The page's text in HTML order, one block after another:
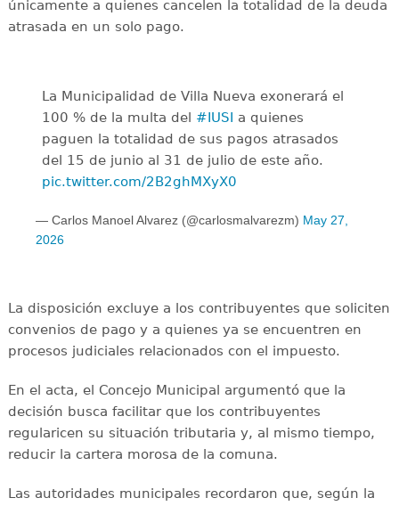
únicamente a quienes cancelen la totalidad de la deuda
atrasada en un solo pago.
La Municipalidad de Villa Nueva exonerará el
100 % de la multa del #IUSI a quienes
paguen la totalidad de sus pagos atrasados
del 15 de junio al 31 de julio de este año.
pic.twitter.com/2B2ghMXyX0
— Carlos Manoel Alvarez (@carlosmalvarezm) May 27,
2026
La disposición excluye a los contribuyentes que soliciten
convenios de pago y a quienes ya se encuentren en
procesos judiciales relacionados con el impuesto.
En el acta, el Concejo Municipal argumentó que la
decisión busca facilitar que los contribuyentes
regularicen su situación tributaria y, al mismo tiempo,
reducir la cartera morosa de la comuna.
Las autoridades municipales recordaron que, según la